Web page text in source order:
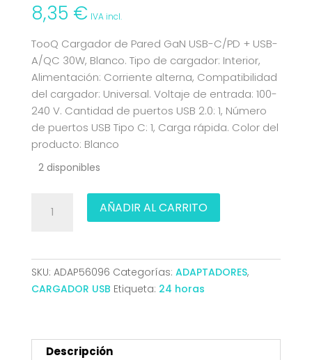
8,35 € IVA incl.
TooQ Cargador de Pared GaN USB-C/PD + USB-
A/QC 30W, Blanco. Tipo de cargador: Interior,
Alimentación: Corriente alterna, Compatibilidad
del cargador: Universal. Voltaje de entrada: 100-
240 V. Cantidad de puertos USB 2.0: 1, Número
de puertos USB Tipo C: 1, Carga rápida. Color del
producto: Blanco
2 disponibles
USB-
PARED
GAN
USB-
AÑADIR AL CARRITO
SKU: ADAP56096 Categorías: ADAPTADORES,
CARGADOR USB Etiqueta: 24 horas
Descripción